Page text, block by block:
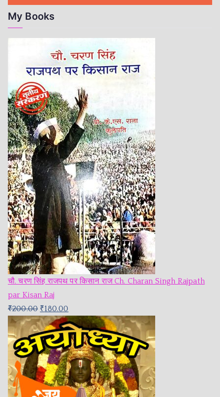
My Books
चौ. चरण सिंह राजपथ पर किसान राज Ch. Charan Singh Rajpath
par Kisan Raj
₹200.00 ₹180.00